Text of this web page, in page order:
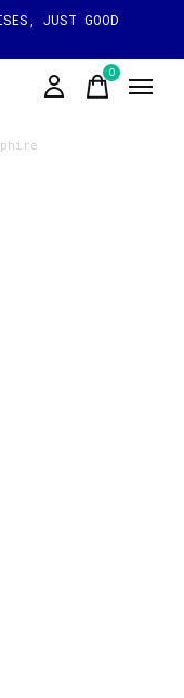
JUST GOOD
0items